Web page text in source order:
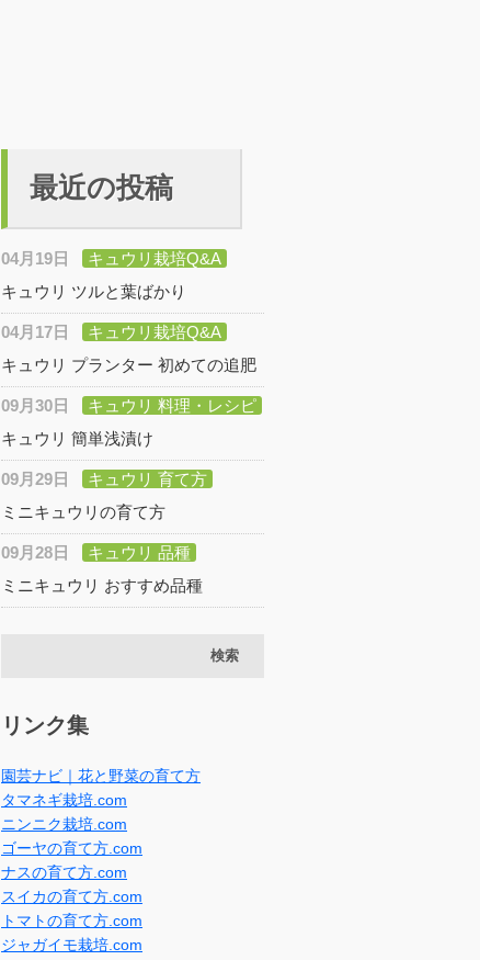
最近の投稿
04月19日
キュウリ栽培Q&A
キュウリ ツルと葉ばかり
04月17日
キュウリ栽培Q&A
キュウリ プランター 初めての追肥
09月30日
キュウリ 料理・レシピ
キュウリ 簡単浅漬け
09月29日
キュウリ 育て方
ミニキュウリの育て方
09月28日
キュウリ 品種
ミニキュウリ おすすめ品種
リンク集
園芸ナビ｜花と野菜の育て方
タマネギ栽培.com
ニンニク栽培.com
ゴーヤの育て方.com
ナスの育て方.com
スイカの育て方.com
トマトの育て方.com
ジャガイモ栽培.com